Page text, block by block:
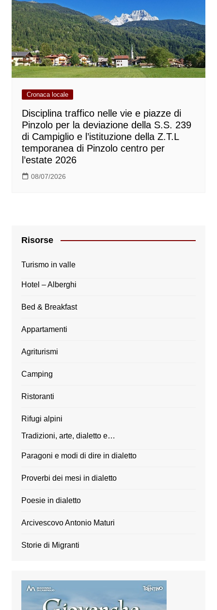
Cronaca locale
Disciplina traffico nelle vie e piazze di
Pinzolo per la deviazione della S.S. 239
di Campiglio e l’istituzione della Z.T.L
temporanea di Pinzolo centro per
l’estate 2026
08/07/2026
Risorse
Turismo in valle
Hotel – Alberghi
Bed & Breakfast
Appartamenti
Agriturismi
Camping
Ristoranti
Rifugi alpini
Tradizioni, arte, dialetto e…
Paragoni e modi di dire in dialetto
Proverbi dei mesi in dialetto
Poesie in dialetto
Arcivescovo Antonio Maturi
Storie di Migranti